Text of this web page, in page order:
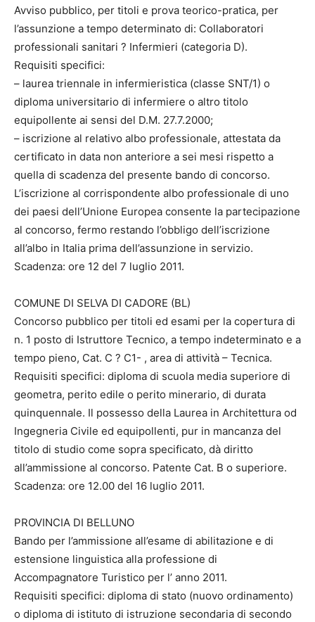
Avviso pubblico, per titoli e prova teorico-pratica, per
l’assunzione a tempo determinato di: Collaboratori
professionali sanitari ? Infermieri (categoria D).
Requisiti specifici:
– laurea triennale in infermieristica (classe SNT/1) o
diploma universitario di infermiere o altro titolo
equipollente ai sensi del D.M. 27.7.2000;
– iscrizione al relativo albo professionale, attestata da
certificato in data non anteriore a sei mesi rispetto a
quella di scadenza del presente bando di concorso.
L’iscrizione al corrispondente albo professionale di uno
dei paesi dell’Unione Europea consente la partecipazione
al concorso, fermo restando l’obbligo dell’iscrizione
all’albo in Italia prima dell’assunzione in servizio.
Scadenza: ore 12 del 7 luglio 2011.
COMUNE DI SELVA DI CADORE (BL)
Concorso pubblico per titoli ed esami per la copertura di
n. 1 posto di Istruttore Tecnico, a tempo indeterminato e a
tempo pieno, Cat. C ? C1- , area di attività – Tecnica.
Requisiti specifici: diploma di scuola media superiore di
geometra, perito edile o perito minerario, di durata
quinquennale. Il possesso della Laurea in Architettura od
Ingegneria Civile ed equipollenti, pur in mancanza del
titolo di studio come sopra specificato, dà diritto
all’ammissione al concorso. Patente Cat. B o superiore.
Scadenza: ore 12.00 del 16 luglio 2011.
PROVINCIA DI BELLUNO
Bando per l’ammissione all’esame di abilitazione e di
estensione linguistica alla professione di
Accompagnatore Turistico per l’ anno 2011.
Requisiti specifici: diploma di stato (nuovo ordinamento)
o diploma di istituto di istruzione secondaria di secondo